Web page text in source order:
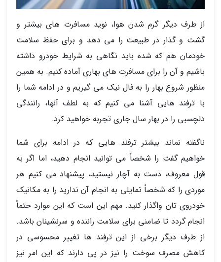
از طرف دیگر گرم شدن هوا، نوید مسافرت های بیشتر و
گشت و گذار در طبیعت را می دهد و برای حفظ سلامت
خودمان هم که شده باید نگاهی به شرایط خودرو داشته
باشیم و آن را برای مسافرت های بهاری آماده کنیم. به همین
منظور شروع بهار را به فال نیک می گیریم و در ادامه شما را
با ترفند هایی آشنا می کنیم که به لطف آنها، رانندگی
دلچسبی را در بهار سال جاری تجربه خواهید کرد.
ناگفته نماند بیشتر ترفند هایی که در ادامه برای شما
خواهیم گفت را شخصاً می توانید انجام دهید، اما اگر به
قول معروف، دست به آچار نیستید، پیشنهاد می کنیم هر
موردی را که شخصاً تمایلی به انجام آن ندارید را به مکانیک
خودروی تان واگذار کنید. مهم این است که این موارد حتماً
انجام گردد تا ضامنی برای سلامت راننده و سرنشینان باشد.
از طرف دیگر برخی از این ترفند ها تغییر محسوسی در
کاهش مصرف سوخت را نیز در پی دارند که این امر نیز